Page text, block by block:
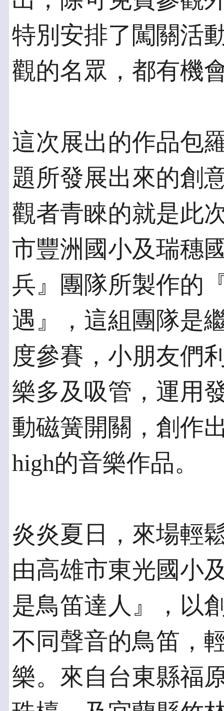
特別安排了闖關活
觀的名眾，都有機
這次展出的作品包
題所發展出來的創
觀者青睞的就是此
市豐洲國小及瑞穗
兵』團隊所製作的
遇』，這組團隊是
度參賽，小朋友們
樂多及吸管，運用
動磁簧開關，創作
high的音樂作品。
炎炎夏日，來場輕
由高雄市東光國小
是鳥笛達人』，以
不同聲音的鳥笛，
樂。來自台東縣福